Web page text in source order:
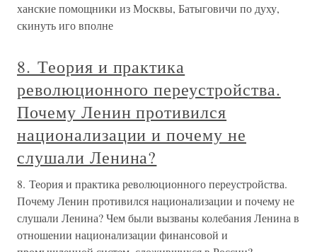
ханские помощники из Москвы, Батыговичи по духу,
скинуть иго вполне
8. Теория и практика
революционного переустройства.
Почему Ленин противился
национализации и почему не
слушали Ленина?
8. Теория и практика революционного переустройства.
Почему Ленин противился национализации и почему не
слушали Ленина? Чем были вызваны колебания Ленина в
отношении национализации финансовой и